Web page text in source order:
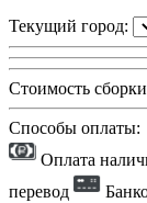
Текущий город:
Стоимость
Способы оплаты:
Оплата
перевод